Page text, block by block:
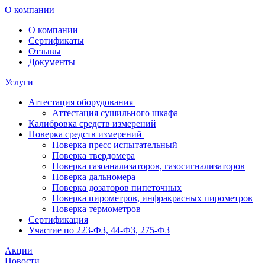
О компании
О компании
Сертификаты
Отзывы
Документы
Услуги
Аттестация оборудования
Аттестация сушильного шкафа
Калибровка средств измерений
Поверка средств измерений
Поверка пресс испытательный
Поверка твердомера
Поверка газоанализаторов, газосигнализаторов
Поверка дальномера
Поверка дозаторов пипеточных
Поверка пирометров, инфракрасных пирометров
Поверка термометров
Сертификация
Участие по 223-ФЗ, 44-ФЗ, 275-ФЗ
Акции
Новости